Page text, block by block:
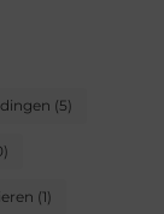
(5)
(1)